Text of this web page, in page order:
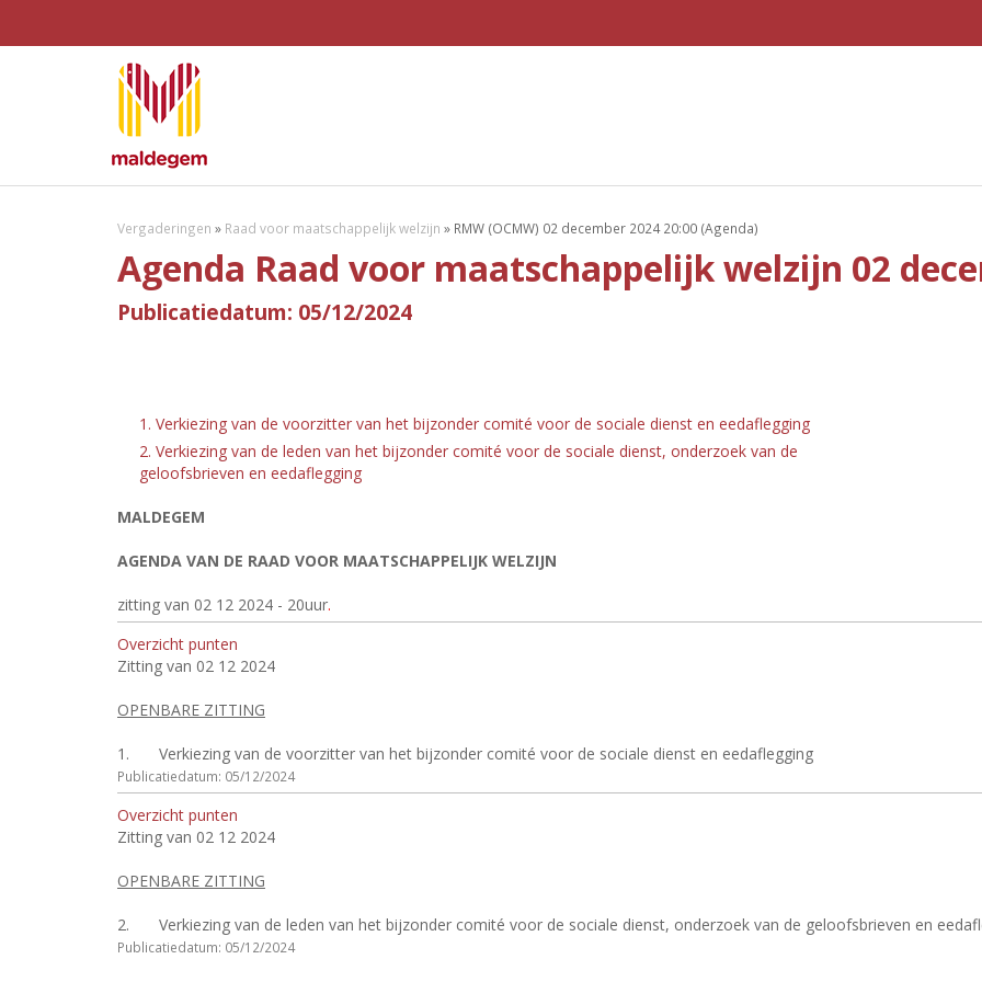
Vergaderingen » Raad voor maatschappelijk welzijn » RMW (OCMW) 02 december 2024 20:00 (Agenda)
Agenda Raad voor maatschappelijk welzijn 02
Publicatiedatum: 05/12/2024
1. Verkiezing van de voorzitter van het bijzonder comité voor de sociale dienst en eedaflegging
2. Verkiezing van de leden van het bijzonder comité voor de sociale dienst, onderzoek van de
geloofsbrieven en eedaflegging
MALDEGEM
AGENDA VAN DE RAAD VOOR MAATSCHAPPELIJK WELZIJN
zitting van 02 12 2024 - 20uur.
Overzicht punten
Zitting van 02 12 2024
OPENBARE ZITTING
1. Verkiezing van de voorzitter van het bijzonder comité voor de sociale dienst en eedaflegging
Publicatiedatum: 05/12/2024
Overzicht punten
Zitting van 02 12 2024
OPENBARE ZITTING
2. Verkiezing van de leden van het bijzonder comité voor de sociale dienst, onderzoek van de geloofsbrieven en
Publicatiedatum: 05/12/2024